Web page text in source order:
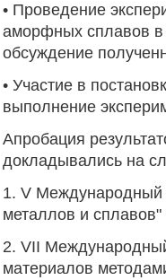
• Проведение
аморфных сплавов в
обсуждение
• Участие в
выполнение
Апробация
докладывались на
1. V Международный
металлов и
2. VII
материалов